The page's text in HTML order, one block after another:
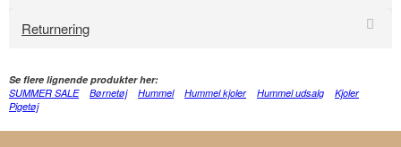
Returnering
Se flere lignende produkter her:
SUMMER SALE
Børnetøj Hummel Hummel kjoler Hummel udsalg
Kjoler
Pigetøj